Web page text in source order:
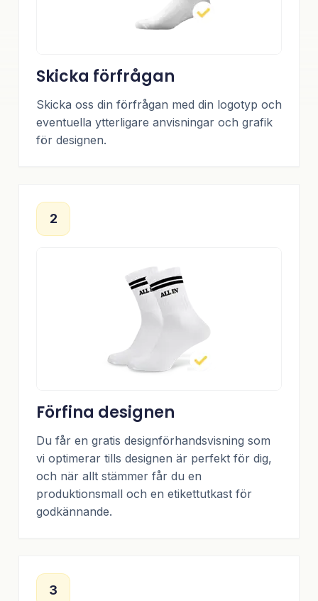
Skicka förfrågan
Skicka oss din förfrågan med din logotyp och
eventuella ytterligare anvisningar och grafik
för designen.
2
Förfina designen
Du får en gratis designförhandsvisning som
vi optimerar tills designen är perfekt för dig,
och när allt stämmer får du en
produktionsmall och en etikettutkast för
godkännande.
3